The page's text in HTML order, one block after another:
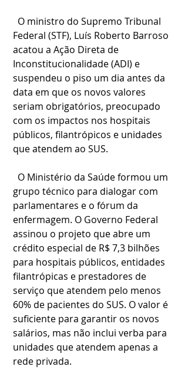
Federal (STF), Luís Roberto Barroso
acatou a Ação Direta de
Inconstitucionalidade (ADI) e
suspendeu o piso um dia antes da
data em que os novos valores
seriam obrigatórios, preocupado
com os impactos nos hospitais
públicos, filantrópicos e unidades
que atendem ao SUS.
grupo técnico para dialogar com
parlamentares e o fórum da
enfermagem. O Governo Federal
assinou o projeto que abre um
crédito especial de R$ 7,3 bilhões
para hospitais públicos, entidades
filantrópicas e prestadores de
serviço que atendem pelo menos
60% de pacientes do SUS. O valor é
suficiente para garantir os novos
salários, mas não inclui verba para
unidades que atendem apenas a
rede privada.